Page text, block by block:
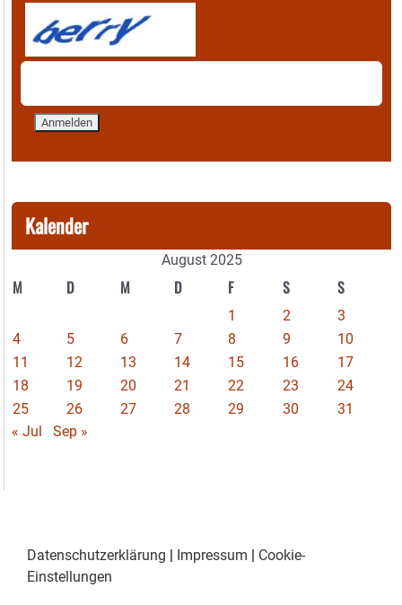
Kalender
August 2025
M D M D F S S
1 2
3
4
5 6 7 8 9
10
11
12 13 14 15 16
17
18
19 20 21 22 23
24
25
26 27 28 29 30
31
« Jul
Sep »
Datenschutzerklärung | Impressum | Cookie-
Einstellungen